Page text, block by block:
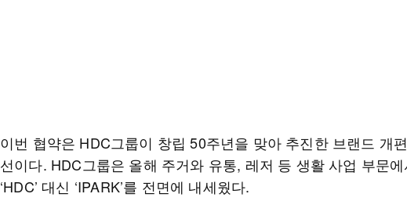
이번 협약은 HDC그룹이 창립 50주년을 맞아 추진한 브랜드 개
선이다. HDC그룹은 올해 주거와 유통, 레저 등 생활 사업 부문
‘HDC’ 대신 ‘IPARK’를 전면에 내세웠다.